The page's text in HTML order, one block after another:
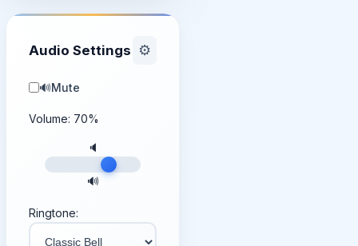
Audio Settings ⚙️
🔊Mute
Volume: 70%
🔈
🔊
Ringtone: